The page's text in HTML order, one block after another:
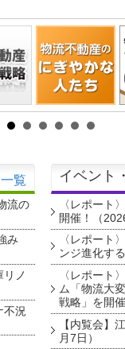
一覧
流の
み
ノ
不況
イベント
〈レポート
開催！（
〈レポート
ンジ進化す
〈レポート
ム「物流大
戦略」を開
【内覧会】
月7日）